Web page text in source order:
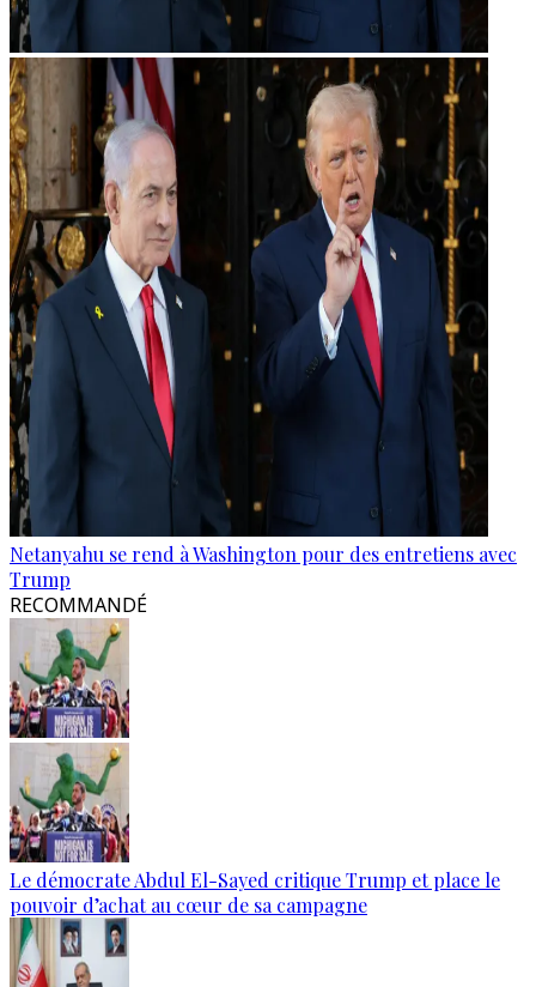
Netanyahu se rend à Washington pour des entretiens avec
Trump
RECOMMANDÉ
Le démocrate Abdul El-Sayed critique Trump et place le
pouvoir d’achat au cœur de sa campagne